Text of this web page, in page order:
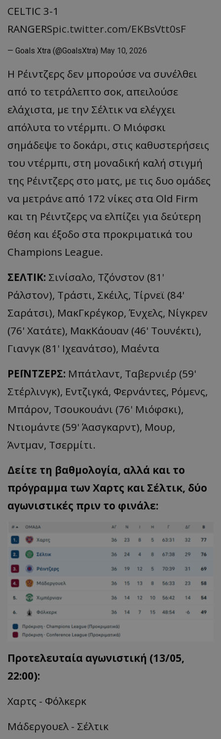
CELTIC 3-1
RANGERSpic.twitter.com/EKBsVtt0sF
— Goals Xtra (@GoalsXtra) May 10, 2026
Η Ρέιντζερς δεν μπορούσενα συνέλθει
από το τετράλεπτο σοκ, απειλούσε
ελάχιστα, με την Σέλτικνα ελέγχει
απόλυτα το ντέρμπι. Ο Μιόφσκι
σημάδεψε το δοκάρι, στις καθυστερήσεις
του ντέρμπι, στη μοναδική καλή στιγμή
της Ρέιντζερς στο ματς, με τις δυο ομάδες
να μετράνε από 172 νίκες στα Old Firm
και τη Ρέιντζερς να ελπίζει για δεύτερη
θέση και έξοδο στα προκριματικά του
Champions League.
ΣΕΛΤΙΚ: Σινίσαλο, Τζόνστον (81'
Ράλστον), Τράστι, Σκέιλς, Τίρνεϊ (84'
Σαράτσι), ΜακΓκρέγκορ, Ένχελς, Νίγκρεν
(76' Χατάτε), ΜακΚάουαν (46' Τουνέκτι),
Γιανγκ (81' Ιχεανάτσο), Μαέντα
ΡΕΪΝΤΖΕΡΣ: Μπάτλαντ, Ταβερνιέρ (59'
Στέρλινγκ), Εντζιγκά, Φερνάντες, Ρόμενς,
Μπάρον, Τσουκουάνι (76' Μιόφσκι),
Ντιομάντε (59' Άασγκαρντ), Μουρ,
Άντμαν, Τσερμίτι.
Δείτε τη βαθμολογία, αλλά και το
πρόγραμμα των Χαρτς και Σέλτικ, δύο
αγωνιστικές πριν το φινάλε:
Προτελευταία αγωνιστική (13/05,
22:00):
Χαρτς - Φόλκερκ
Μάδεργουελ - Σέλτικ